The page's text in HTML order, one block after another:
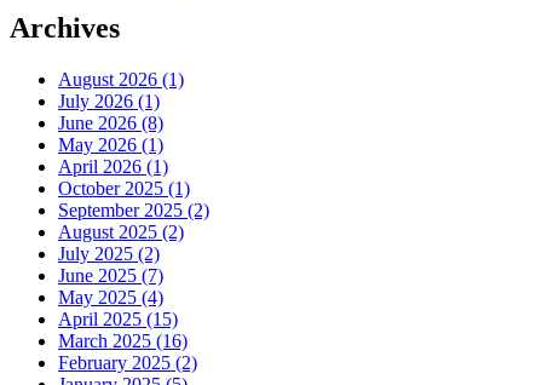
Archives
August 2026 (1)
July 2026 (1)
June 2026 (8)
May 2026 (1)
April 2026 (1)
October 2025 (1)
September 2025 (2)
August 2025 (2)
July 2025 (2)
June 2025 (7)
May 2025 (4)
April 2025 (15)
March 2025 (16)
February 2025 (2)